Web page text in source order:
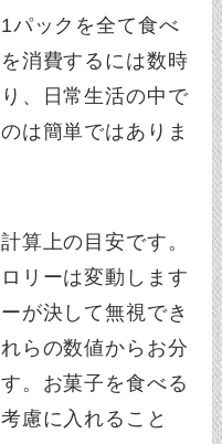
パックを全て食べ
消費するには数時
、日常生活の中で
は簡単ではありま
算上の目安です。
リーは変動します
が決して無視でき
らの数値からお分
。お菓子を食べる
慮に入れること